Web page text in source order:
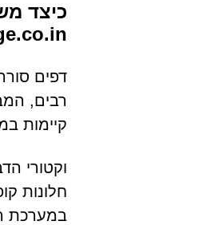
כיצד
רבים,
קיימות
וקטורי
חלונות
במערכת